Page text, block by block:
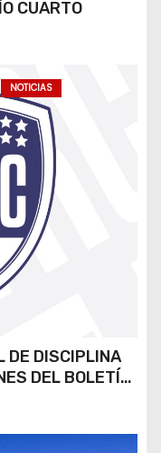
CUARTO
NOTICIAS
DE DISCIPLINA
DEL BOLETÍN